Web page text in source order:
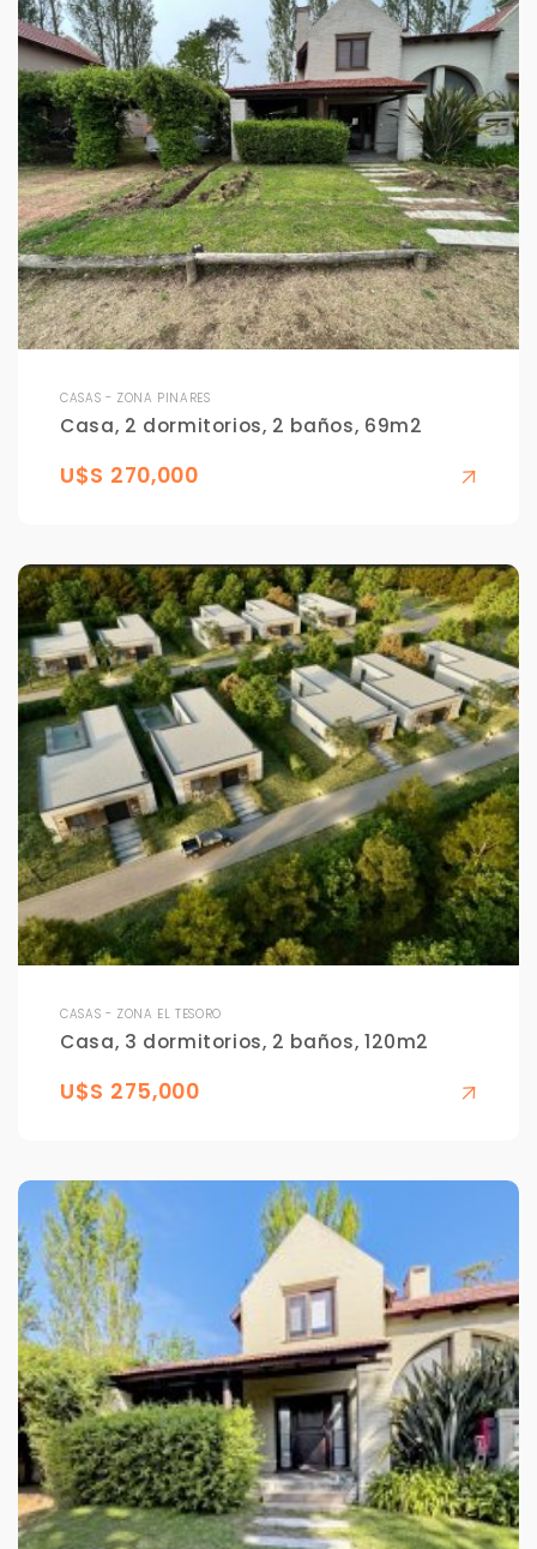
CASAS - ZONA PINARES
Casa, 2 dormitorios, 2 baños, 69m2
U$S 270,000
CASAS - ZONA EL TESORO
Casa, 3 dormitorios, 2 baños, 120m2
U$S 275,000